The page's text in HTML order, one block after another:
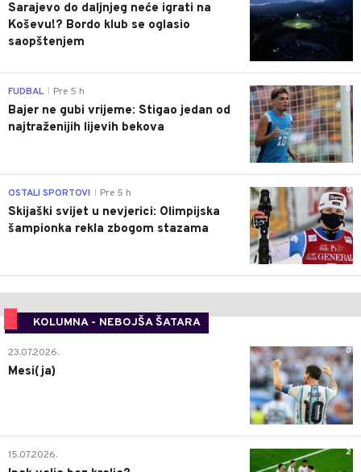
Sarajevo do daljnjeg neće igrati na
Koševu!? Bordo klub se oglasio
saopštenjem
0
FUDBAL Pre 5 h
Bajer ne gubi vrijeme: Stigao jedan od
najtraženijih lijevih bekova
0
OSTALI SPORTOVI Pre 5 h
Skijaški svijet u nevjerici: Olimpijska
šampionka rekla zbogom stazama
KOLUMNA - NEBOJŠA ŠATARA
0
23.07.2026.
Mesi(ja)
2
15.07.2026.